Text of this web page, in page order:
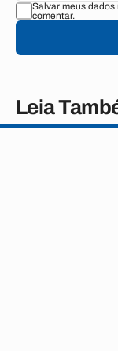
Salvar meus
comentar.
Leia